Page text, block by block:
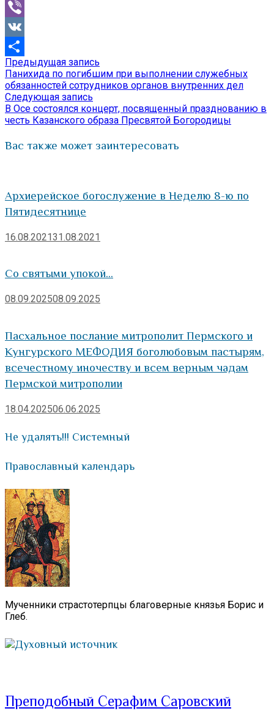
Mail.Ru
Viber
VK
Отправить
Навигация
по
записям
Предыдущая запись
запись:
Панихида по погибшим при выполнении служебных
обязанностей сотрудников органов внутренних дел
Следующая запись
запись:
В Осе состоялся концерт, посвященный празднованию в
честь Казанского образа Пресвятой Богородицы
Вас также может заинтересовать
Архиерейское богослужение в Неделю 8-ю по
Пятидесятнице
16.08.202131.08.2021
Со святыми упокой…
08.09.202508.09.2025
Пасхальное послание митрополит Пермского и
Кунгурского МЕФОДИЯ боголюбовым пастырям,
всечестному иночеству и всем верным чадам
Пермской митрополии
18.04.202506.06.2025
Не удалять!!! Системный
Православный календарь
Мученники страстотерпцы благоверные князья Борис и
Глеб.
Духовный источник
Преподобный Серафим Саровский